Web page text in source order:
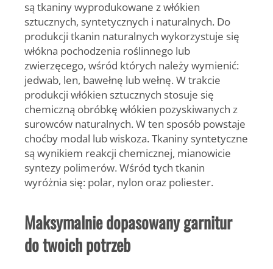
są tkaniny wyprodukowane z włókien
sztucznych, syntetycznych i naturalnych. Do
produkcji tkanin naturalnych wykorzystuje się
włókna pochodzenia roślinnego lub
zwierzęcego, wśród których należy wymienić:
jedwab, len, bawełnę lub wełnę. W trakcie
produkcji włókien sztucznych stosuje się
chemiczną obróbkę włókien pozyskiwanych z
surowców naturalnych. W ten sposób powstaje
choćby modal lub wiskoza. Tkaniny syntetyczne
są wynikiem reakcji chemicznej, mianowicie
syntezy polimerów. Wśród tych tkanin
wyróżnia się: polar, nylon oraz poliester.
Maksymalnie dopasowany garnitur
do twoich potrzeb